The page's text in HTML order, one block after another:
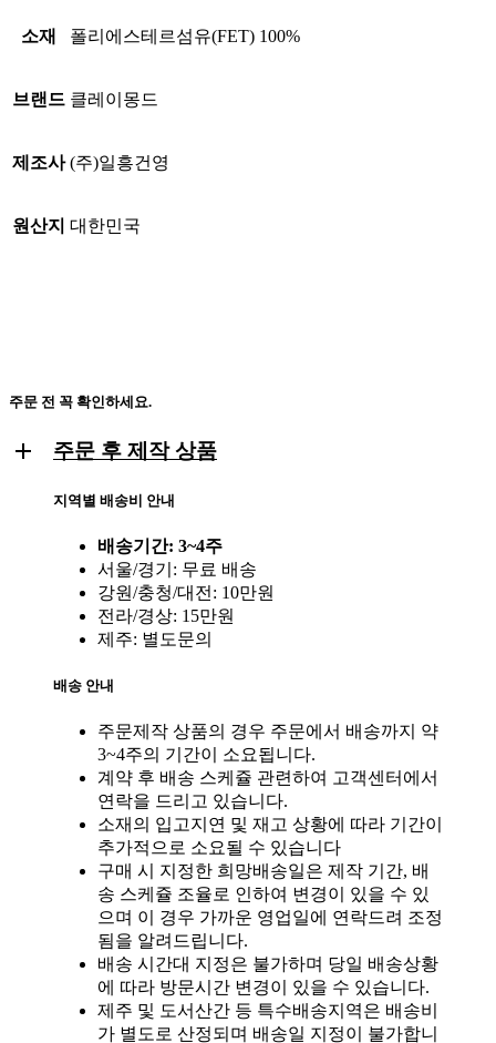
소재 폴리에스테르섬유(FET) 100%
브랜드 클레이몽드
제조사 (주)일흥건영
원산지 대한민국
주문 전 꼭 확인하세요.
주문 후 제작 상품
지역별 배송비 안내
배송기간: 3~4주
서울/경기: 무료 배송
강원/충청/대전: 10만원
전라/경상: 15만원
제주: 별도문의
배송 안내
주문제작 상품의 경우 주문에서 배송까지 약
3~4주의 기간이 소요됩니다.
계약 후 배송 스케쥴 관련하여 고객센터에서
연락을 드리고 있습니다.
소재의 입고지연 및 재고 상황에 따라 기간이
추가적으로 소요될 수 있습니다
구매 시 지정한 희망배송일은 제작 기간, 배
송 스케쥴 조율로 인하여 변경이 있을 수 있
으며 이 경우 가까운 영업일에 연락드려 조정
됨을 알려드립니다.
배송 시간대 지정은 불가하며 당일 배송상황
에 따라 방문시간 변경이 있을 수 있습니다.
제주 및 도서산간 등 특수배송지역은 배송비
가 별도로 산정되며 배송일 지정이 불가합니